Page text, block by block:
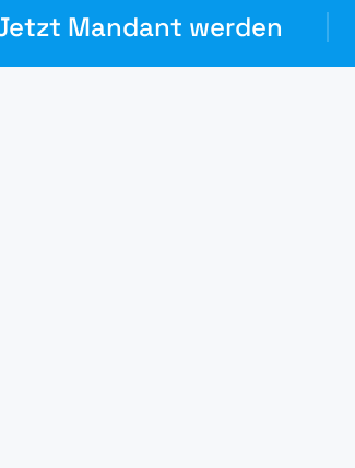
Mandant werden